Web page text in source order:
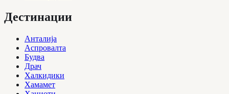
Дестинации
Анталија
Аспровалта
Будва
Драч
Халкидики
Хамамет